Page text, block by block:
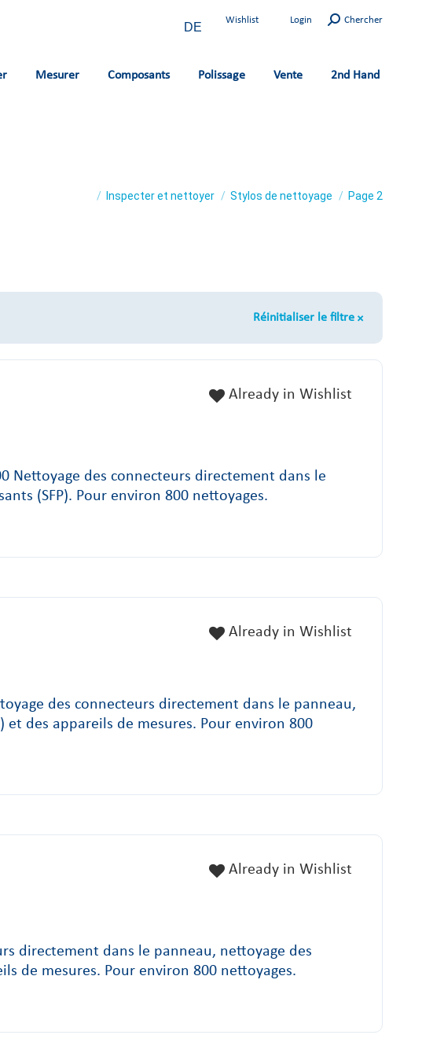
DE
Wishlist Login Search:Chercher
Mesurer Composants Polissage Vente 2nd Hand
You are here:
Inspecter et nettoyer Stylos de nettoyage Page 2
Réinitialiser le filtre
Nettoyage des connecteurs directement dans le
(SFP). Pour environ 800 nettoyages.
Already in Wishlist
des connecteurs directement dans le panneau,
et des appareils de mesures. Pour environ 800
Already in Wishlist
directement dans le panneau, nettoyage des
de mesures. Pour environ 800 nettoyages.
Already in Wishlist